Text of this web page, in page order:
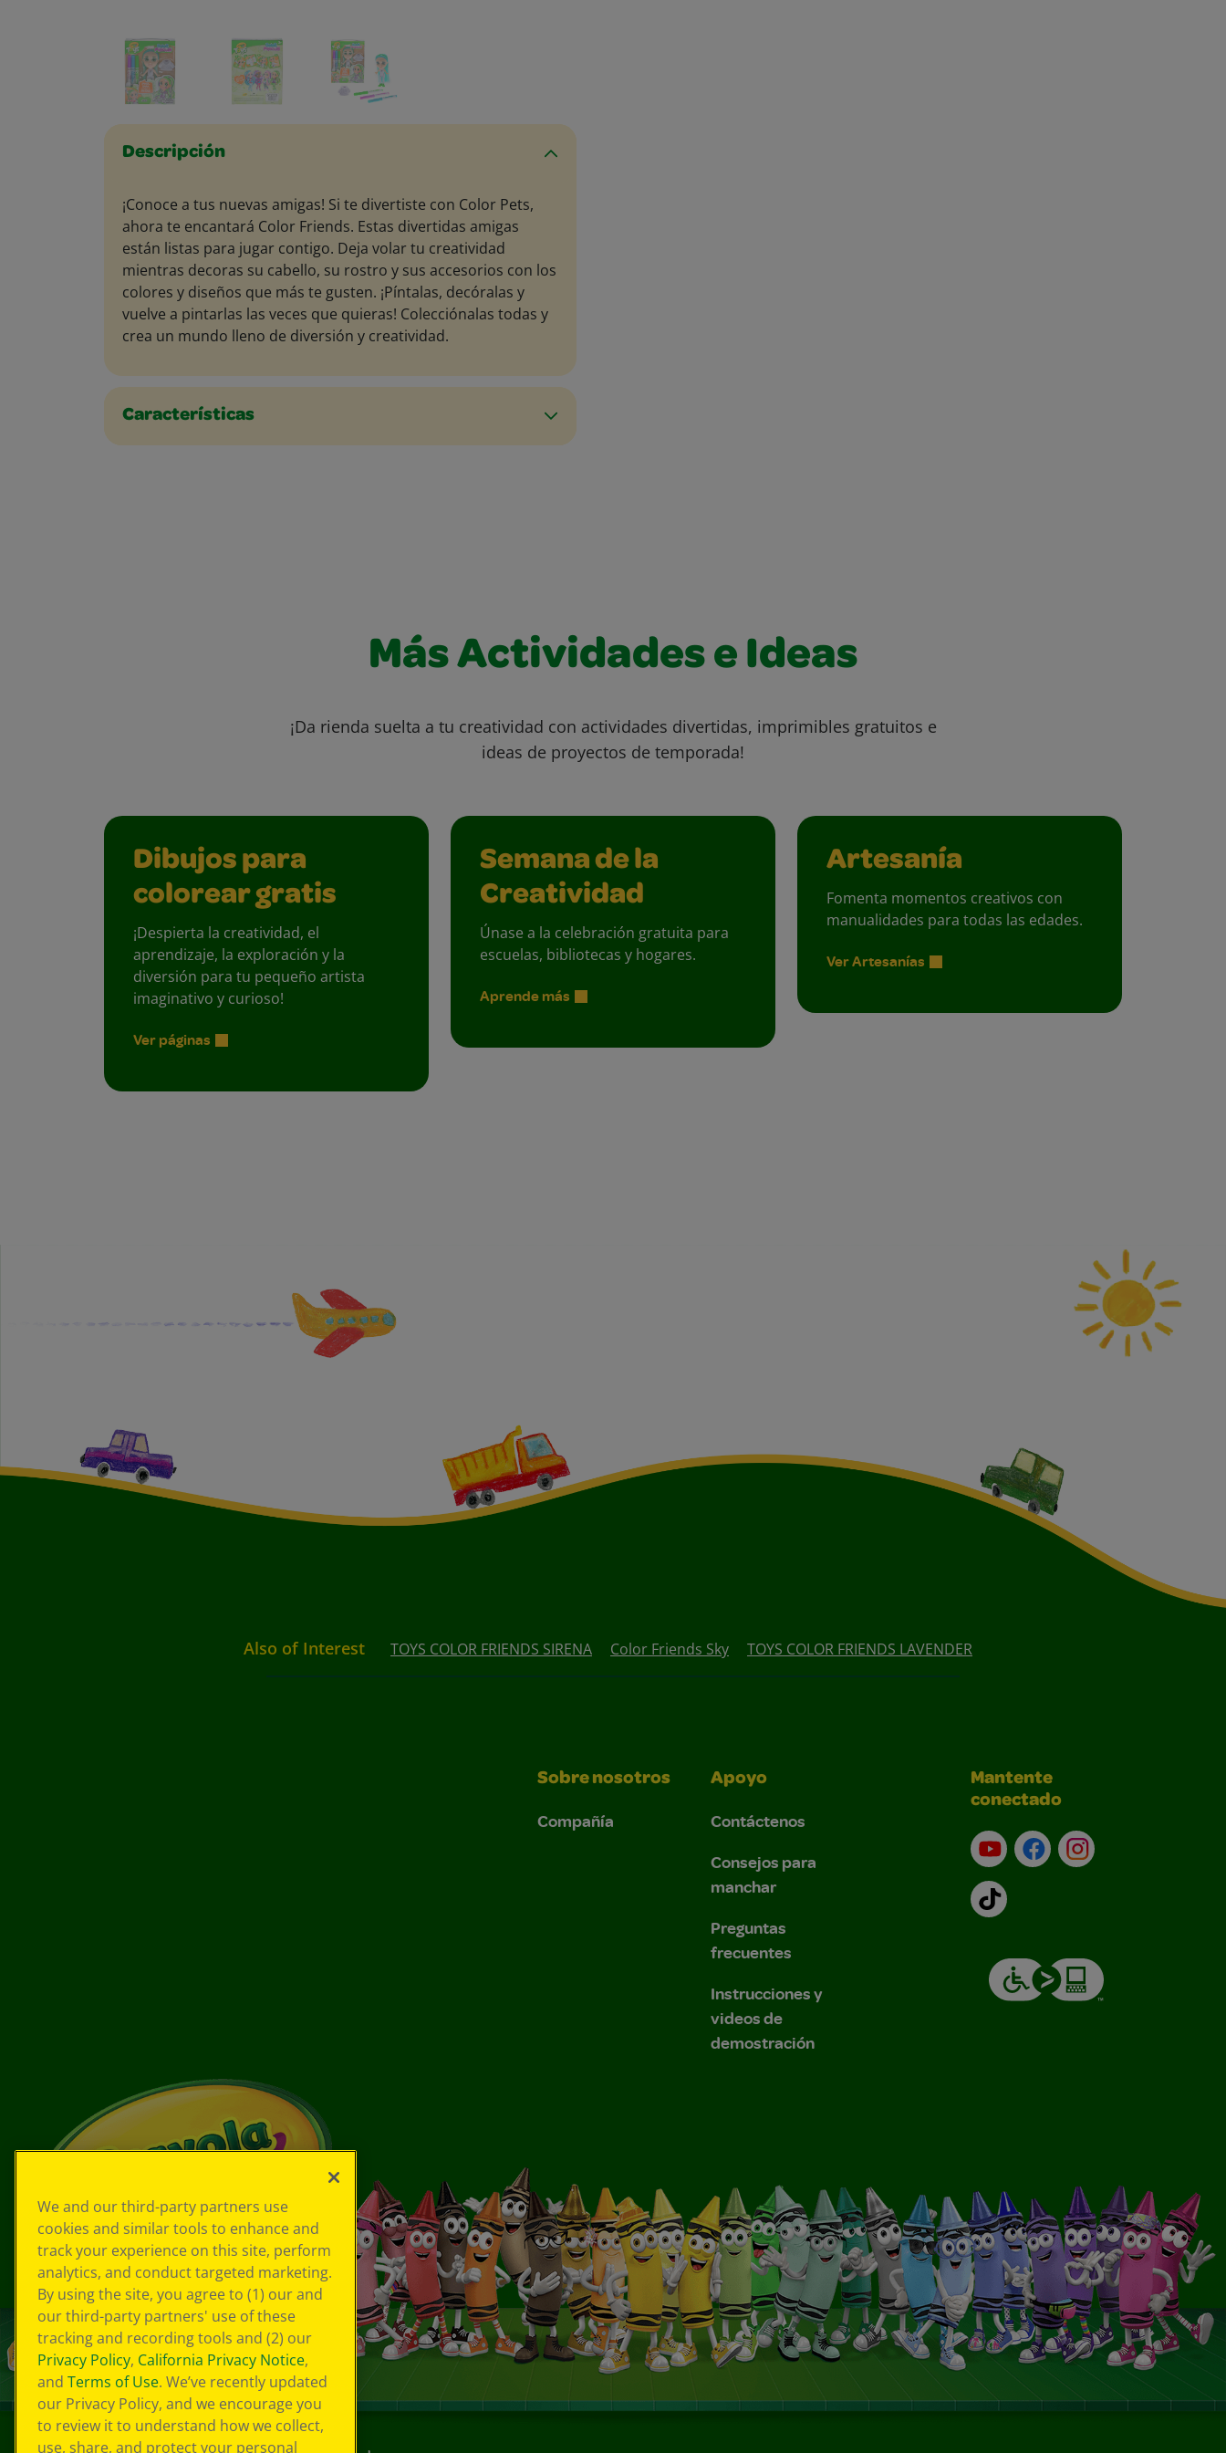
Descripción
¡Conoce a tus nuevas amigas! Si te divertiste con Color Pets,
ahora te encantará Color Friends. Estas divertidas amigas
están listas para jugar contigo. Deja volar tu creatividad
mientras decoras su cabello, su rostro y sus accesorios con los
colores y diseños que más te gusten. ¡Píntalas, decóralas y
vuelve a pintarlas las veces que quieras! Colecciónalas todas y
crea un mundo lleno de diversión y creatividad.
Características
Más Actividades e Ideas
¡Da rienda suelta a tu creatividad con actividades divertidas, imprimibles gratuitos e
ideas de proyectos de temporada!
Dibujos para
colorear gratis
¡Despierta la creatividad, el
aprendizaje, la exploración y la
diversión para tu pequeño artista
imaginativo y curioso!
Ver páginas
Semana de la
Creatividad
Únase a la celebración gratuita para
escuelas, bibliotecas y hogares.
Aprende más
Artesanía
Fomenta momentos creativos con
manualidades para todas las edades.
Ver Artesanías
Also of Interest TOYS COLOR FRIENDS SIRENA Color Friends Sky TOYS COLOR FRIENDS LAVENDER
Sobre nosotros
Compañía
Apoyo
Contáctenos
Consejos para
manchar
Preguntas
frecuentes
Instrucciones y
videos de
demostración
Mantente
conectado
YouTube (en inglés)
Facebook (en inglés)
Instagram (en
TikTok
We and our third-party partners use
cookies and similar tools to enhance and
track your experience on this site, perform
analytics, and conduct targeted marketing.
By using the site, you agree to (1) our and
our third-party partners' use of these
tracking and recording tools and (2) our
Privacy Policy, California Privacy Notice,
and Terms of Use. We’ve recently updated
our Privacy Policy, and we encourage you
to review it to understand how we collect,
use, share, and protect your personal